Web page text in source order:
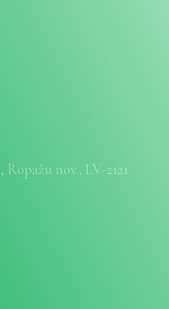
nov., LV-2121